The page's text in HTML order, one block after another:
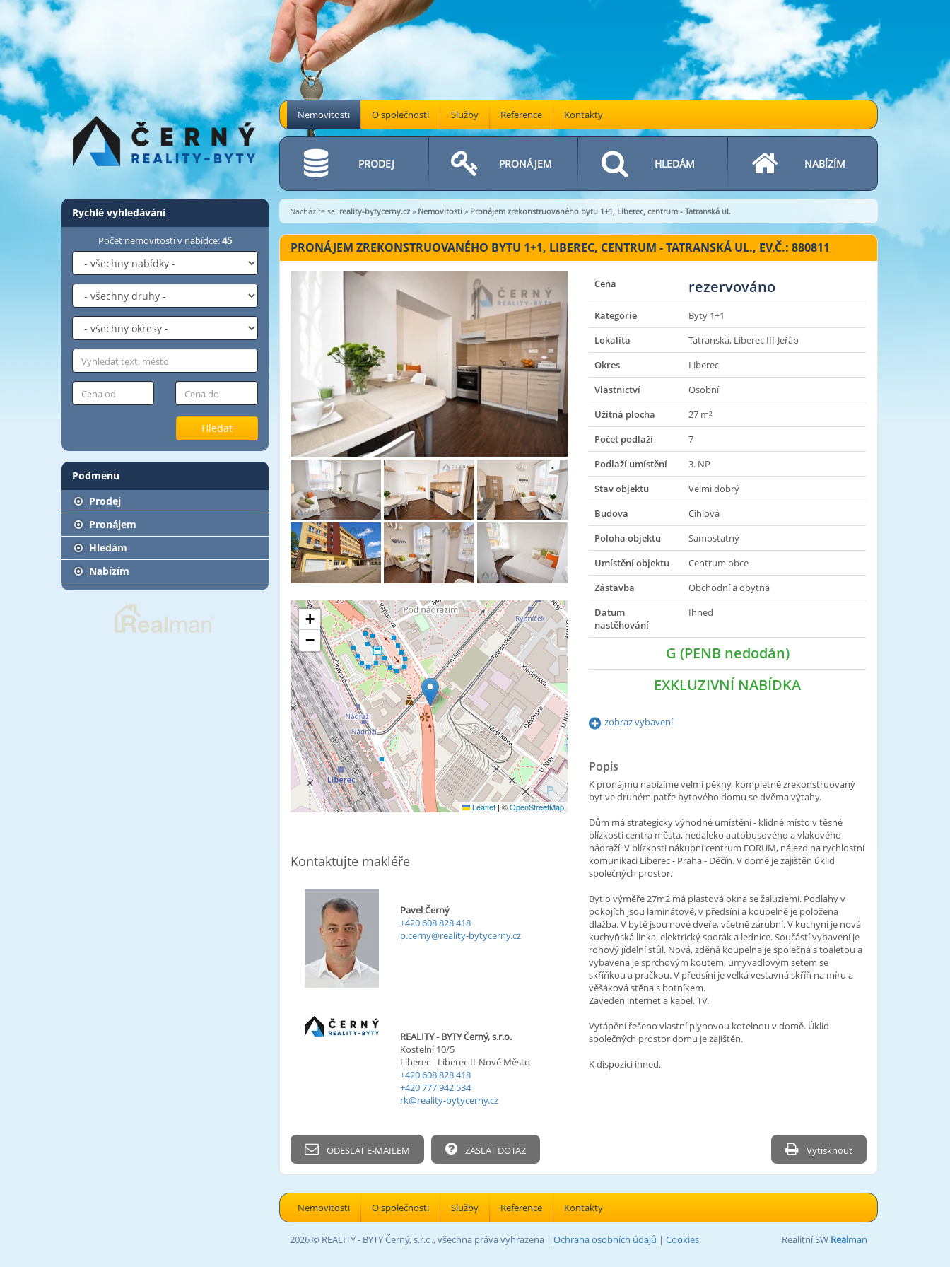
Nemovitosti O společnosti Služby Reference Kontakty
PRODEJ PRONÁJEM HLEDÁM NABÍZÍM
Rychlé vyhledávání
Počet nemovitostí v nabídce:45
Hledat
Podmenu
Prodej
Pronájem
Hledám
Nabízím
Nacházíte se: reality-bytycerny.cz » Nemovitosti » Pronájem zrekonstruovaného bytu 1+1, Liberec, centrum - Tatranská ul.
PRONÁJEM ZREKONSTRUOVANÉHO BYTU 1+1, LIBEREC, CENTRUM - TATRANSKÁ UL., EV.Č.: 880811
+
−
Leaflet | ©OpenStreetMap
Kontaktujte makléře
Pavel Černý
+420 608 828 418
p.cerny@reality-bytycerny.cz
REALITY - BYTY Černý, s.r.o.
Kostelní 10/5
Liberec - Liberec II-Nové Město
+420 608 828 418
+420 777 942 534
rk@reality-bytycerny.cz
Cena rezervováno
Kategorie
Byty 1+1
Lokalita
Tatranská, Liberec III-Jeřáb
Okres
Liberec
Vlastnictví
Osobní
Užitná plocha
27 m²
Počet podlaží
7
Podlaží umístění
3. NP
Stav objektu
Velmi dobrý
Budova
Cihlová
Poloha objektu
Samostatný
Umístění objektu
Centrum obce
Zástavba
Obchodní a obytná
Datum
nastěhování
Ihned
G (PENB nedodán)
EXKLUZIVNÍ NABÍDKA
zobraz vybavení
Popis
K pronájmu nabízíme velmi pěkný, kompletně zrekonstruovaný
byt ve druhém patře bytového domu se dvěma výtahy.
Dům má strategicky výhodné umístění - klidné místo v těsné
blízkosti centra města, nedaleko autobusového a vlakového
nádraží. V blízkosti nákupní centrum FORUM, nájezd na rychlostní
komunikaci Liberec - Praha - Děčín. V domě je zajištěn úklid
společných prostor.
Byt o výměře 27m2 má plastová okna se žaluziemi. Podlahy v
pokojích jsou laminátové, v předsíni a koupelně je položena
dlažba. V bytě jsou nové dveře, včetně zárubní. V kuchyni je nová
kuchyňská linka, elektrický sporák a lednice. Součástí vybavení je
rohový jídelní stůl. Nová, zděná koupelna je společná s toaletou a
vybavena je sprchovým koutem, umyvadlovým setem se
skříňkou a pračkou. V předsíni je velká vestavná skříň na míru a
věšáková stěna s botníkem.
Zaveden internet a kabel. TV.
Vytápění řešeno vlastní plynovou kotelnou v domě. Úklid
společných prostor domu je zajištěn.
K dispozici ihned.
ODESLAT E-MAILEM ZASLAT DOTAZ Vytisknout
Nemovitosti O společnosti Služby Reference Kontakty
2026 © REALITY - BYTY Černý, s.r.o., všechna práva vyhrazena | Ochrana osobních údajů | Cookies Realitní SW Realman